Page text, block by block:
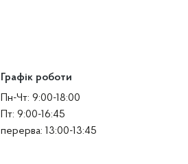
Графік роботи
Пн-Чт: 9:00-18:00
Пт: 9:00-16:45
перерва: 13:00-13:45